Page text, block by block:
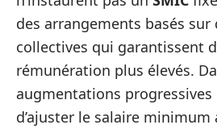
des arrangements basés sur
collectives qui garantissent
rémunération plus élevés.
augmentations
d’ajuster le salaire